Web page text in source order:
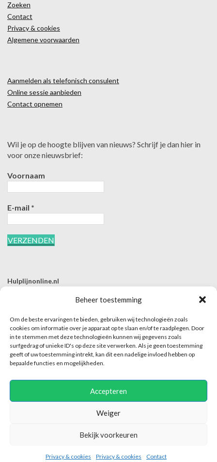
Beheer toestemming
Om de beste ervaringen te bieden, gebruiken wij technologieën zoals
cookies om informatie over je apparaat op te slaan en/of te raadplegen. Door
in te stemmen met deze technologieën kunnen wij gegevens zoals
surfgedrag of unieke ID's op deze site verwerken. Als je geen toestemming
geeft of uw toestemming intrekt, kan dit een nadelige invloed hebben op
bepaalde functies en mogelijkheden.
Accepteren
Weiger
Bekijk voorkeuren
Privacy & cookies Privacy & cookies Contact
Zoeken
Contact
Privacy & cookies
Algemene voorwaarden
Aanmelden als telefonisch consulent
Online sessie aanbieden
Contact opnemen
Wil je op de hoogte blijven van nieuws? Schrijf je dan hier in
voor onze nieuwsbrief:
Voornaam
E-mail *
Hulplijnonline.nl
E | info@hulplijnonline.nl
Contactformulier
Over Hulplijnonline.nl
Het team van Hulplijnonline.nl
Hulplijnonline maakt enkel dit platform mogelijk en is niet verantwoordelijk of
aansprakelijk voor de inhoud van het contact tussen hulpaanbieder en hulpvrager.